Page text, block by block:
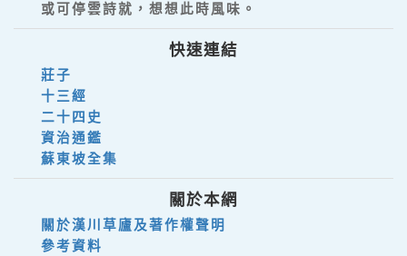
或可停雲詩就，想想此時風味。
快速連結
莊子
十三經
二十四史
資治通鑑
蘇東坡全集
關於本網
關於漢川草廬及著作權聲明
參考資料